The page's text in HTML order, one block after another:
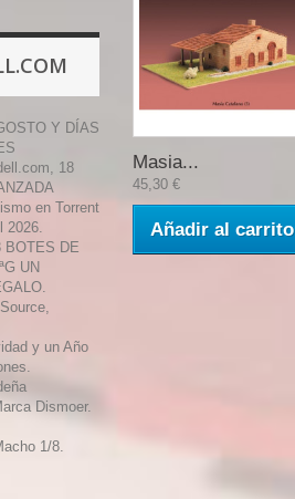
Y DÍAS
18
en Torrent
2026.
BOTES DE
UN
y un Año
Dismoer.
1/8.
Masia...
45,30 €
Añadir al carrito